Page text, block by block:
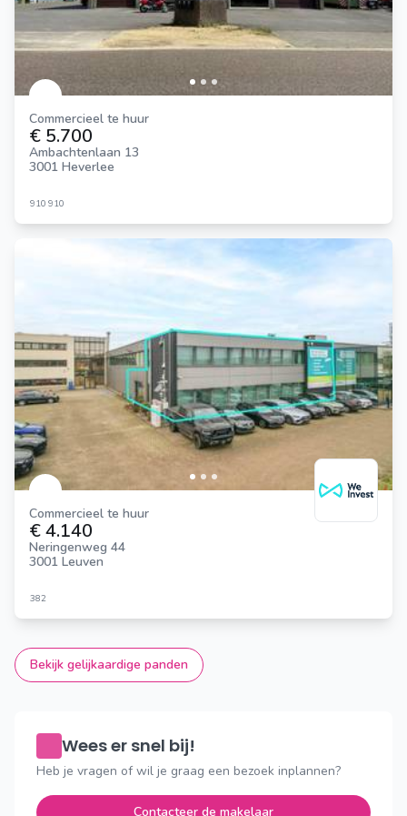
Commercieel te huur
€ 5.700
Ambachtenlaan 13
3001 Heverlee
910 910
Commercieel te huur
€ 4.140
Neringenweg 44
3001 Leuven
382
Bekijk gelijkaardige panden
Wees er snel bij!
Heb je vragen of wil je graag een bezoek inplannen?
Contacteer de makelaar